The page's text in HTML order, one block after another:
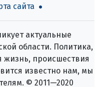
сайта
актуальные
области. Политика,
жизнь, происшествия
известно нам, мы
© 2011—2020